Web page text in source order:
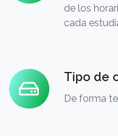
de los
cada
Tipo de
De forma
Tipo
de
contrato